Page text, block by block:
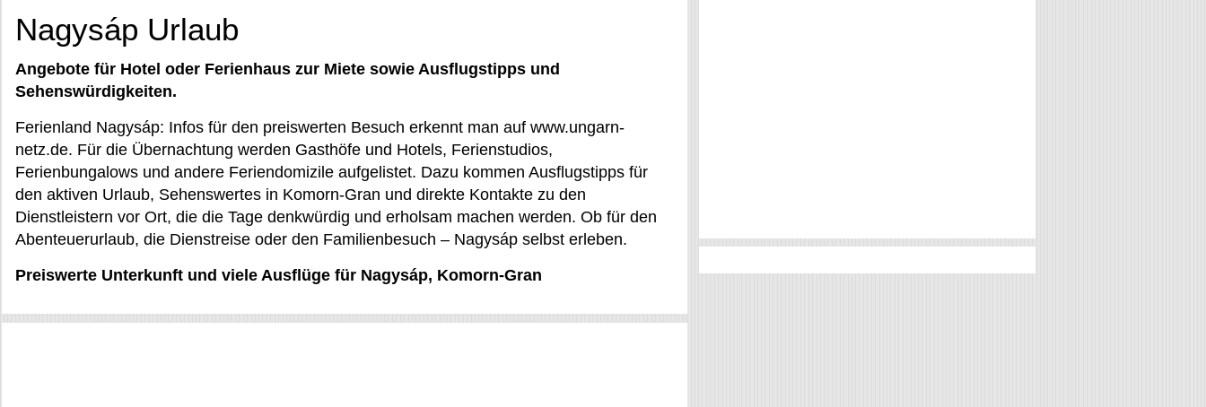
Nagysáp Urlaub
Angebote für Hotel oder Ferienhaus zur Miete sowie Ausflugstipps und
Sehenswürdigkeiten.
Ferienland Nagysáp: Infos für den preiswerten Besuch erkennt man auf www.ungarn-
netz.de. Für die Übernachtung werden Gasthöfe und Hotels, Ferienstudios,
Ferienbungalows und andere Feriendomizile aufgelistet. Dazu kommen Ausflugstipps für
den aktiven Urlaub, Sehenswertes in Komorn-Gran und direkte Kontakte zu den
Dienstleistern vor Ort, die die Tage denkwürdig und erholsam machen werden. Ob für den
Abenteuerurlaub, die Dienstreise oder den Familienbesuch – Nagysáp selbst erleben.
Preiswerte Unterkunft und viele Ausflüge für Nagysáp, Komorn-Gran